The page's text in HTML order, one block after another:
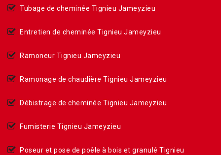
Tubage de cheminée Tignieu Jameyzieu
Entretien de cheminée Tignieu Jameyzieu
Ramoneur Tignieu Jameyzieu
Ramonage de chaudière Tignieu Jameyzieu
Débistrage de cheminée Tignieu Jameyzieu
Fumisterie Tignieu Jameyzieu
Poseur et pose de poêle à bois et granulé Tignieu